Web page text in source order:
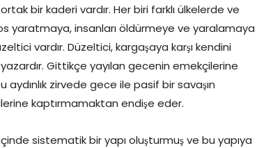
bir kaderi vardır. Her biri farklı ülkelerde ve
yaratmaya, insanları öldürmeye ve yaralamaya
vardır. Düzeltici, kargaşaya karşı kendini
Gittikçe yayılan gecenin emekçilerine
aydınlık zirvede gece ile pasif bir savaşın
kaptırmamaktan endişe eder.
sistematik bir yapı oluşturmuş ve bu yapıya